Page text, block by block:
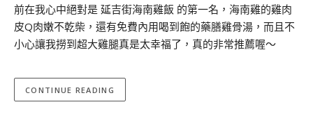
前在我心中絕對是 延吉街海南雞飯 的第一名，海南雞的雞肉
皮Q肉嫩不乾柴，還有免費內用喝到飽的藥膳雞骨湯，而且不
小心讓我撈到超大雞腿真是太幸福了，真的非常推薦喔～
CONTINUE READING